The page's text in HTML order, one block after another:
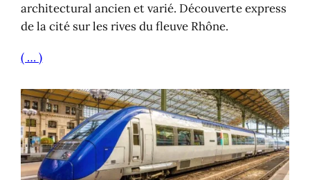
architectural ancien et varié. Découverte express
de la cité sur les rives du fleuve Rhône.
( … )